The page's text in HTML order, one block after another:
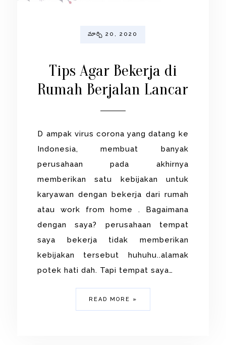
మార్చి 20, 2020
Tips Agar Bekerja di
Rumah Berjalan Lancar
D ampak virus corona yang datang ke
Indonesia, membuat banyak
perusahaan pada akhirnya
memberikan satu kebijakan untuk
karyawan dengan bekerja dari rumah
atau work from home . Bagaimana
dengan saya? perusahaan tempat
saya bekerja tidak memberikan
kebijakan tersebut huhuhu..alamak
potek hati dah. Tapi tempat saya…
READ MORE »